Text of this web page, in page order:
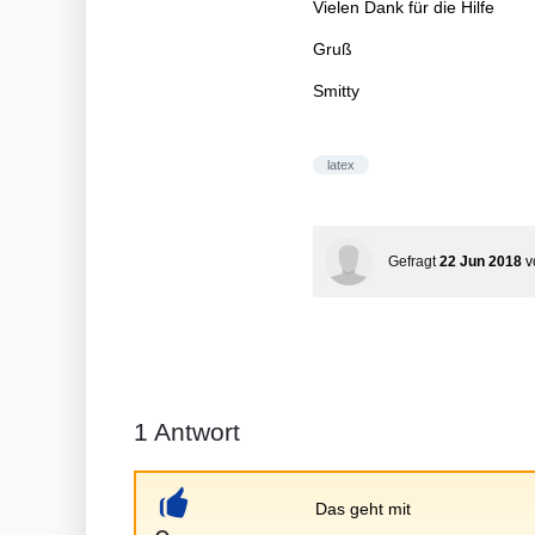
Vielen Dank für die Hilfe
Gruß
Smitty
latex
Gefragt 22 Jun 2018
1 Antwort
Das geht mit